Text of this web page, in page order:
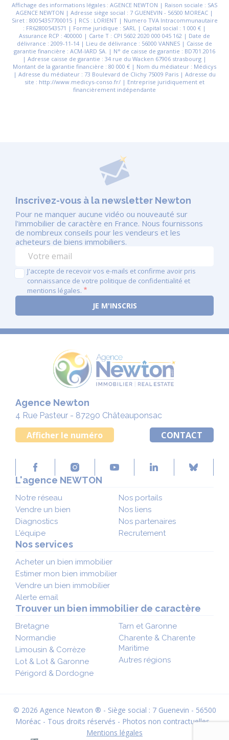
Affichage des informations légales : AGENCE NEWTON | Raison sociale : SAS
AGENCE NEWTON | Adresse siège social : 7 GUENEVIN - 56500 MOREAC |
Siret : 80054357700015 | RCS : LORIENT | Numero TVA Intracommunautaire
: FR62800543571 | Forme juridique : SARL | Capital social : 1 000 € |
Assurance RCP : 400000 | Carte T : CPI 5602 2020 000 045 162 | Date de
délivrance : 2009-11-14 | Lieu de délivrance : 56000 VANNES | Caisse de
garantie financière : ACM-IARD SA. | N° de caisse de garantie : BD701.2016
| Adresse caisse de garantie : 34 rue du Wacken 67906 strasbourg |
Montant de la garantie financière : 80 000 € | Nom du médiateur : Médicys
| Adresse du médiateur : 73 Boulevard de Clichy 75009 Paris | Adresse du
site : http://www.medicys-conso.fr/ | Entreprise juridiquement et
financièrement indépendante
Inscrivez-vous à la newsletter Newton
Pour ne manquer aucune vidéo ou nouveauté sur
l'immobilier de caractère en France. Nous fournissons
de nombreux conseils pour les vendeurs et les
acheteurs de biens immobiliers.
J'accepte de recevoir vos e-mails et confirme avoir pris
connaissance de votre politique de confidentialité et
mentions légales.
Agence Newton
4 Rue Pasteur - 87290 Châteauponsac
Afficher le numéro CONTACT
L'agence NEWTON
Notre réseau
Vendre un bien
Diagnostics
L'équipe
Nos portails
Nos liens
Nos partenaires
Recrutement
Nos services
Acheter un bien immobilier
Estimer mon bien immobilier
Vendre un bien immobilier
Alerte email
Trouver un bien immobilier de caractère
Bretagne
Normandie
Limousin & Corrèze
Lot & Lot & Garonne
Périgord & Dordogne
Tarn et Garonne
Charente & Charente
Maritime
Autres régions
© 2026 Agence Newton ® - Siège social : 7 Guenevin - 56500
Moréac - Tous droits réservés - Photos non contractuelles -
Mentions légales